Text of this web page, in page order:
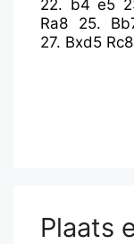
22. b4 e5
Ra8
25.
27. Bxd5 Rc8
Plaats